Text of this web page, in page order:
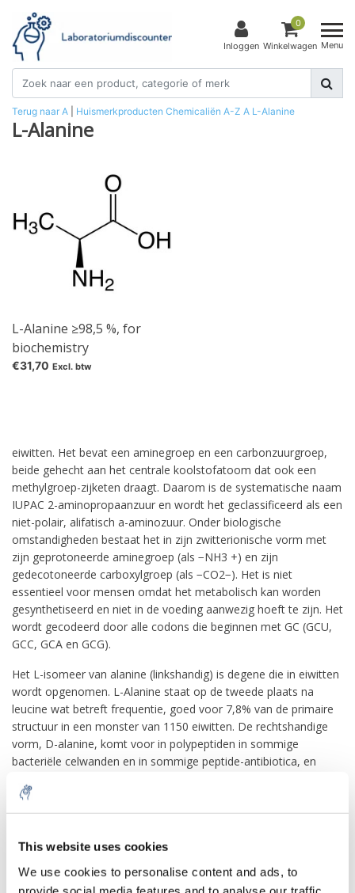
This website uses cookies
We use cookies to personalise content and ads, to
Inloggen
0
Winkelwagen Menu
Terug naar A Huismerkproducten Chemicaliën A-Z A L-Alanine
L-Alanine
L-Alanine ≥98,5 %, for
biochemistry
€31,70 Excl. btw
eiwitten. Het bevat een aminegroep en een carbonzuurgroep,
beide gehecht aan het centrale koolstofatoom dat ook een
methylgroep-zijketen draagt. Daarom is de systematische naam
IUPAC 2-aminopropaanzuur en wordt het geclassificeerd als een
niet-polair, alifatisch a-aminozuur. Onder biologische
omstandigheden bestaat het in zijn zwitterionische vorm met
zijn geprotoneerde aminegroep (als −NH3 +) en zijn
gedecotoneerde carboxylgroep (als −CO2−). Het is niet
essentieel voor mensen omdat het metabolisch kan worden
gesynthetiseerd en niet in de voeding aanwezig hoeft te zijn. Het
wordt gecodeerd door alle codons die beginnen met GC (GCU,
GCC, GCA en GCG).
Het L-isomeer van alanine (linkshandig) is degene die in eiwitten
wordt opgenomen. L-Alanine staat op de tweede plaats na
leucine wat betreft frequentie, goed voor 7,8% van de primaire
structuur in een monster van 1150 eiwitten. De rechtshandige
vorm, D-alanine, komt voor in polypeptiden in sommige
bacteriële celwanden en in sommige peptide-antibiotica, en
weekdieren.
alaninecyclus tussen weefsels en lever. In spier- en andere
aminogroepen verzameld in de vorm van glutamaat door